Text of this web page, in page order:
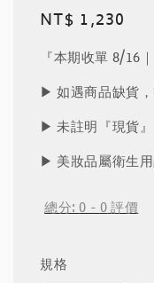
Regular
price
NT$ 1,230
『本期收單 8/16
▶︎ 如遇商品缺貨
▶︎ 未註明『現貨
▶︎ 美妝品屬衛生
總分:0-0評價
規格